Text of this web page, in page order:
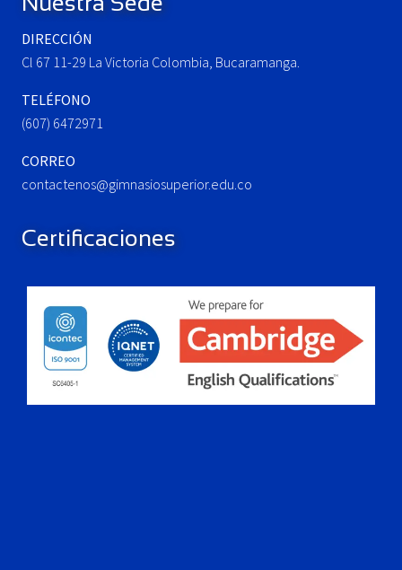
s
t
:
:
DIRECCIÓN
Cl 67 11-29 La Victoria Colombia, Bucaramanga.
TELÉFONO
(607) 6472971
CORREO
contactenos@gimnasiosuperior.edu.co
Certificaciones